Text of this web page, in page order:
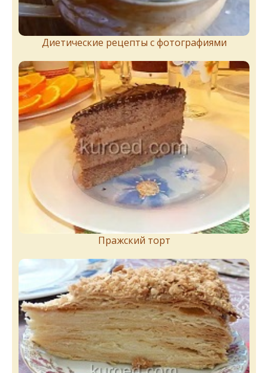
Диетические рецепты с фотографиями
Пражский торт